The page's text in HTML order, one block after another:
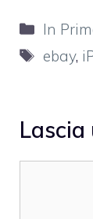
In
Tag
ebay,
Lascia